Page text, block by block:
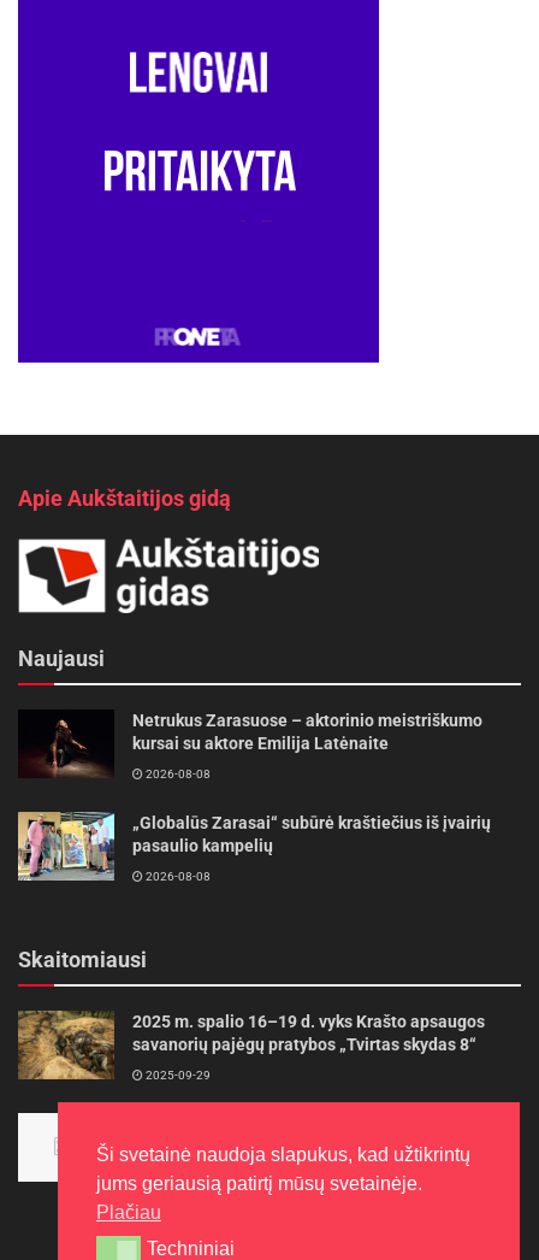
Apie Aukštaitijos gidą
Naujausi
Netrukus Zarasuose – aktorinio meistriškumo
kursai su aktore Emilija Latėnaite
2026-08-08
„Globalūs Zarasai“ subūrė kraštiečius iš įvairių
pasaulio kampelių
2026-08-08
Skaitomiausi
2025 m. spalio 16–19 d. vyks Krašto apsaugos
savanorių pajėgų pratybos „Tvirtas skydas 8“
2025-09-29
aukso
2015-10-30
Ši svetainė naudoja slapukus, kad užtikrintų
jums geriausią patirtį mūsų svetainėje.
Plačiau
Techniniai
Techniniai